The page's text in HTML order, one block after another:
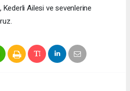
Kederli Ailesi ve sevenlerine